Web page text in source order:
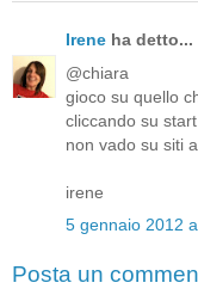
Irene ha detto...
@chiara
gioco su quello
cliccando su start.
non vado su siti
irene
5 gennaio 2012
Posta un